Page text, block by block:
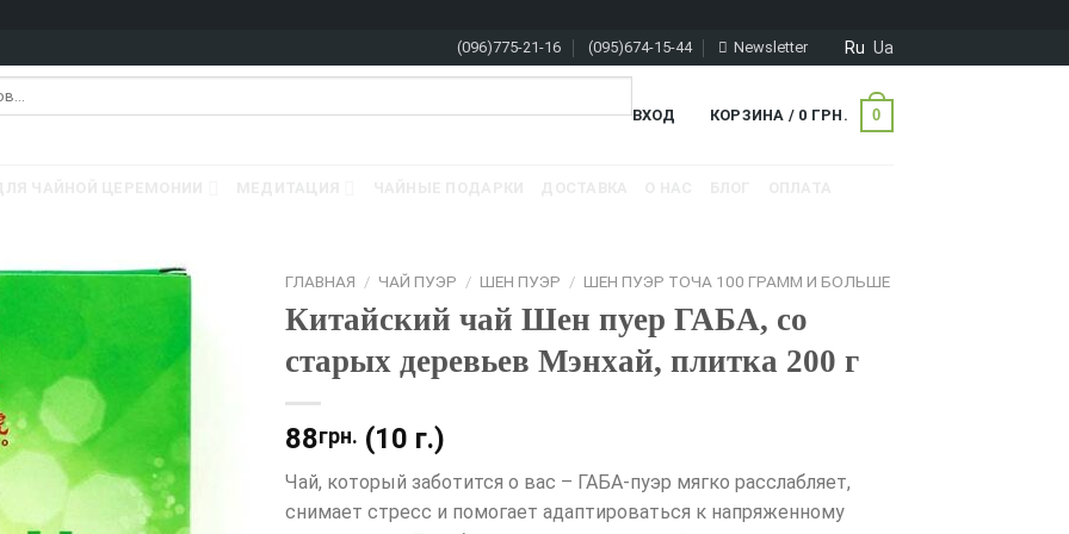
(096)775-21-16 (095)674-15-44 Newsletter Ru Ua
ВХОД КОРЗИНА / 0 ГРН. 0
ГЛАВНАЯ / ЧАЙ ПУЭР / ШЕН ПУЭР / ШЕН ПУЭР ТОЧА 100 ГРАММ И БОЛЬШЕ
Китайский чай Шен пуер ГАБА, со
старых деревьев Мэнхай, плитка 200 г
88грн. (10 г.)
Чай, который заботится о вас – ГАБА-пуэр мягко расслабляет,
снимает стресс и помогает адаптироваться к напряженному